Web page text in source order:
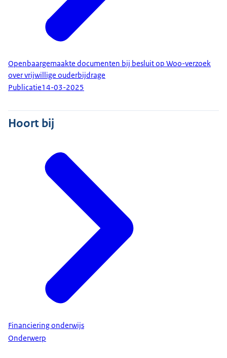
Openbaargemaakte documenten bij besluit op Woo-verzoek
over vrijwillige ouderbijdrage
Publicatie14-03-2025
Hoort bij
Financiering onderwijs
Onderwerp